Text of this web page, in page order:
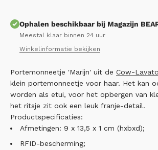
Ophalen beschikbaar bij Magazijn
Meestal klaar binnen 24 uur
Winkelinformatie bekijken
Portemonneetje 'Marijn' uit de Cow-
klein portemonneetje voor haar. Het kan
worden als etui, voor het opbergen van
het ritsje zit ook een leuk franje-detail.
Productspecificaties:
Afmetingen: 9 x 13,5 x 1 cm (hxbxd);
RFID-bescherming;